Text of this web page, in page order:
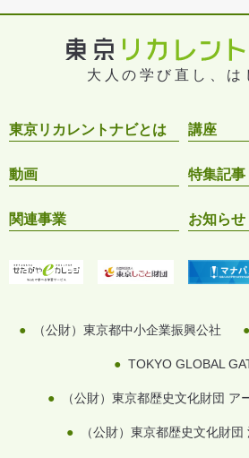
大人の学び直し、は
東京リカレントナビとは 講座
動画 特集記事
関連事業 お知らせ
（公財）東京都中小企業振興公社
TOKYO GLOBAL
（公財）東京都歴史文化財団 ア
（公財）東京都歴史文化財